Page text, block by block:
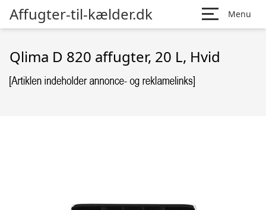
Affugter-til-kælder.dk Menu
Qlima D 820 affugter, 20 L, Hvid